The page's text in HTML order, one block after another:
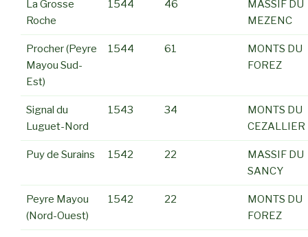
La Grosse
Roche
1544 46
MASSIF DU
MEZENC
Procher (Peyre
Mayou Sud-
Est)
1544 61
MONTS DU
FOREZ
Signal du
Luguet-Nord
1543 34
MONTS DU
CEZALLIER
Puy de Surains 1542 22
MASSIF DU
SANCY
Peyre Mayou
(Nord-Ouest)
1542 22
MONTS DU
FOREZ